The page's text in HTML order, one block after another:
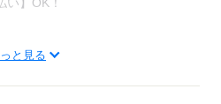
する
で、
します♪
ートまで
と見る